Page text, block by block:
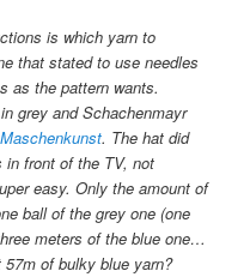
is which yarn to
that stated to use needles
as the pattern wants.
grey and Schachenmayr
Maschenkunst. The hat did
front of the TV, not
easy. Only the amount of
ball of the grey one (one
meters of the blue one…
of bulky blue yarn?